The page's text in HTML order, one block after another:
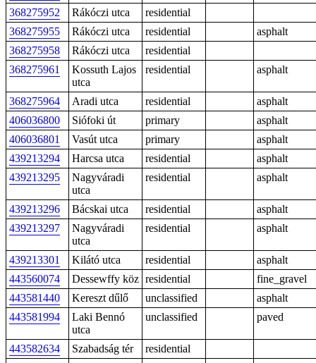
368275952
Rákóczi utca
residential
368275955
Rákóczi utca residential
asphalt
368275958
Rákóczi utca
residential
368275961
Kossuth Lajos
utca
residential asphalt
368275964 Aradi utca residential
asphalt
406036800
Siófoki út primary
asphalt
406036801
Vasút utca primary
asphalt
439213294
Harcsa utca residential
asphalt
439213295
Nagyváradi
utca
residential asphalt
439213296 Bácskai utca residential
asphalt
439213297
Nagyváradi
utca
residential asphalt
439213301 Kilátó utca residential
asphalt
443560074
Dessewffy köz residential
fine_gravel
443581440
Kereszt dűlő unclassified
asphalt
443581994
Laki Bennó
utca
unclassified paved
443582634 Szabadság tér
residential